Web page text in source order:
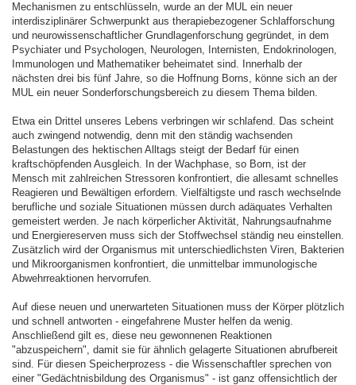
Mechanismen zu entschlüsseln, wurde an der MUL ein neuer
interdisziplinärer Schwerpunkt aus therapiebezogener Schlafforschung
und neurowissenschaftlicher Grundlagenforschung gegründet, in dem
Psychiater und Psychologen, Neurologen, Internisten, Endokrinologen,
Immunologen und Mathematiker beheimatet sind. Innerhalb der
nächsten drei bis fünf Jahre, so die Hoffnung Borns, könne sich an der
MUL ein neuer Sonderforschungsbereich zu diesem Thema bilden.
Etwa ein Drittel unseres Lebens verbringen wir schlafend. Das scheint
auch zwingend notwendig, denn mit den ständig wachsenden
Belastungen des hektischen Alltags steigt der Bedarf für einen
kraftschöpfenden Ausgleich. In der Wachphase, so Born, ist der
Mensch mit zahlreichen Stressoren konfrontiert, die allesamt schnelles
Reagieren und Bewältigen erfordern. Vielfältigste und rasch wechselnde
berufliche und soziale Situationen müssen durch adäquates Verhalten
gemeistert werden. Je nach körperlicher Aktivität, Nahrungsaufnahme
und Energiereserven muss sich der Stoffwechsel ständig neu einstellen.
Zusätzlich wird der Organismus mit unterschiedlichsten Viren, Bakterien
und Mikroorganismen konfrontiert, die unmittelbar immunologische
Abwehrreaktionen hervorrufen.
Auf diese neuen und unerwarteten Situationen muss der Körper plötzlich
und schnell antworten - eingefahrene Muster helfen da wenig.
Anschließend gilt es, diese neu gewonnenen Reaktionen
"abzuspeichern", damit sie für ähnlich gelagerte Situationen abrufbereit
sind. Für diesen Speicherprozess - die Wissenschaftler sprechen von
einer "Gedächtnisbildung des Organismus" - ist ganz offensichtlich der